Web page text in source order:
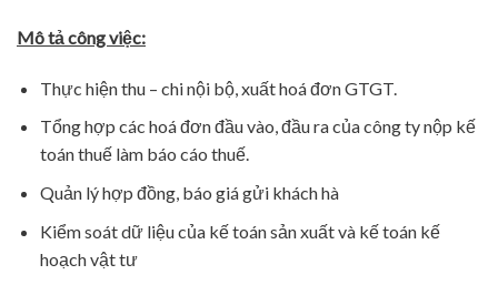
Mô tả công việc:
Thực hiện thu – chi nội bộ, xuất hoá đơn GTGT.
Tổng hợp các hoá đơn đầu vào, đầu ra của công ty nộp kế
toán thuế làm báo cáo thuế.
Quản lý hợp đồng, báo giá gửi khách hà
Kiểm soát dữ liệu của kế toán sản xuất và kế toán kế
hoạch vật tư